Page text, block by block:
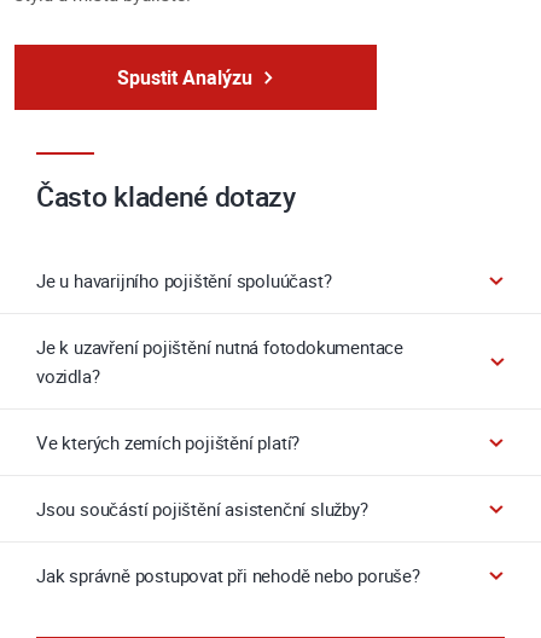
Spustit Analýzu
Často kladené dotazy
Je u havarijního pojištění spoluúčast?
Je k uzavření pojištění nutná fotodokumentace
vozidla?
Ve kterých zemích pojištění platí?
Jsou součástí pojištění asistenční služby?
Jak správně postupovat při nehodě nebo poruše?